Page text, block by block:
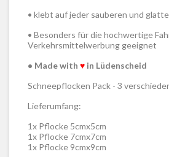
• klebt auf jeder sauberen und
• Besonders für die hochwertige
Verkehrsmittelwerbung geeignet
• Made with ♥ in Lüdenscheid
Schneepflocken Pack - 3
Lieferumfang:
1x Pflocke 5cmx5cm
1x Pflocke 7cmx7cm
1x Pflocke 9cmx9cm